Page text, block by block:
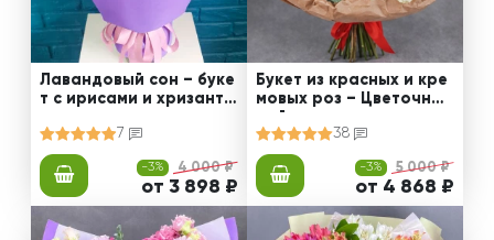
Лавандовый сон – буке
т с ирисами и хризанте
7
-3% 4 000 ₽
от 3 898 ₽
Букет из красных и кре
мовых роз – Цветочный
38
-3% 5 000 ₽
от 4 868 ₽